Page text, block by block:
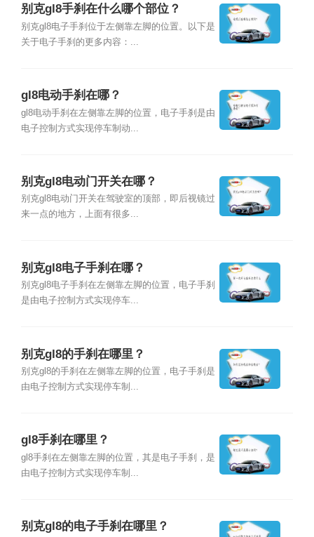
别克gl8手刹在什么哪个部位？
别克gl8电子手刹位于左侧靠左脚的位置。以下是
关于电子手刹的更多内容：...
gl8电动手刹在哪？
gl8电动手刹在左侧靠左脚的位置，电子手刹是由
电子控制方式实现停车制动...
别克gl8电动门开关在哪？
别克gl8电动门开关在驾驶室的顶部，即后视镜过
来一点的地方，上面有很多...
别克gl8电子手刹在哪？
别克gl8电子手刹在左侧靠左脚的位置，电子手刹
是由电子控制方式实现停车...
别克gl8的手刹在哪里？
别克gl8的手刹在左侧靠左脚的位置，电子手刹是
由电子控制方式实现停车制...
gl8手刹在哪里？
gl8手刹在左侧靠左脚的位置，其是电子手刹，是
由电子控制方式实现停车制...
别克gl8的电子手刹在哪里？